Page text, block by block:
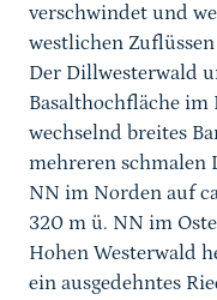
verschwindet und
westlichen
Der Dillwesterwald
Basalthochfläche im
wechselnd breites
mehreren schmalen
NN im Norden auf
320 m ü. NN im
Hohen Westerwald
ein ausgedehntes